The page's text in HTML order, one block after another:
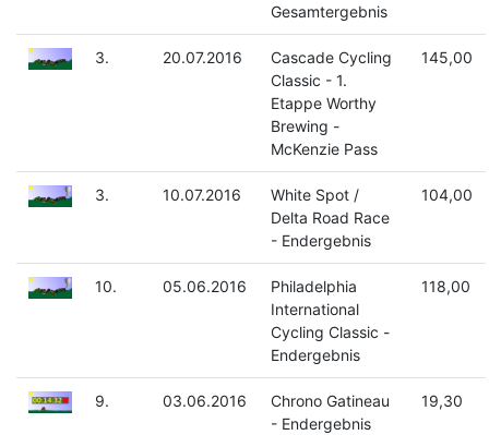
Gesamtergebnis
3. 20.07.2016
Cascade Cycling
Classic - 1.
Etappe Worthy
Brewing -
McKenzie Pass
145,00
3. 10.07.2016
White Spot /
Delta Road Race
- Endergebnis
104,00
10. 05.06.2016
Philadelphia
International
Cycling Classic -
Endergebnis
118,00
9. 03.06.2016
Chrono Gatineau
- Endergebnis
19,30